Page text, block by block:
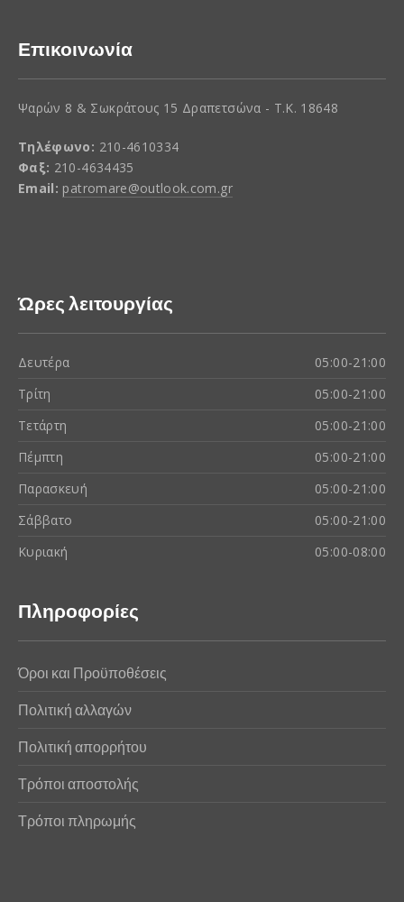
Επικοινωνία
Ψαρών 8 & Σωκράτους 15 Δραπετσώνα - Τ.Κ. 18648
Τηλέφωνο: 210-4610334
Φαξ: 210-4634435
Email: patromare@outlook.com.gr
Ώρες λειτουργίας
Δευτέρα
05:00-21:00
Τρίτη
05:00-21:00
Τετάρτη
05:00-21:00
Πέμπτη
05:00-21:00
Παρασκευή
05:00-21:00
Σάββατο
05:00-21:00
Κυριακή
05:00-08:00
Πληροφορίες
Όροι και Προϋποθέσεις
Πολιτική αλλαγών
Πολιτική απορρήτου
Τρόποι αποστολής
Τρόποι πληρωμής